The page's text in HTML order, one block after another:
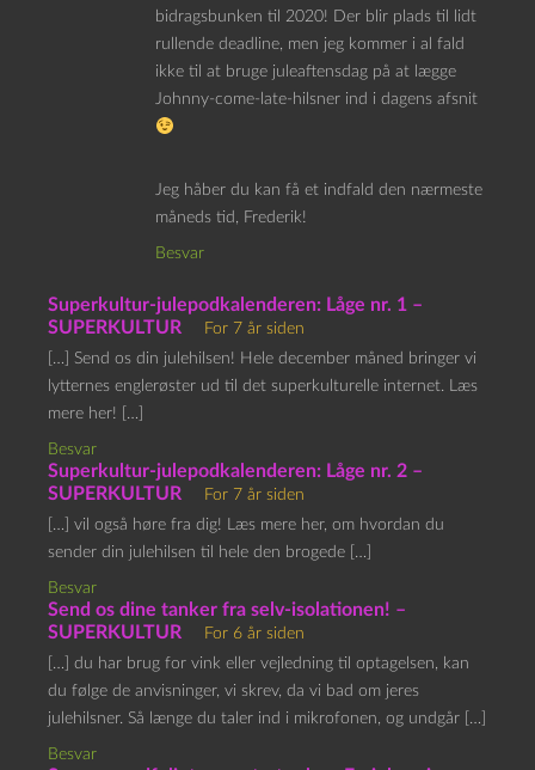
bidragsbunken til 2020! Der blir plads til lidt
rullende deadline, men jeg kommer i al fald
ikke til at bruge juleaftensdag på at lægge
Johnny-come-late-hilsner ind i dagens afsnit
Jeg håber du kan få et indfald den nærmeste
måneds tid, Frederik!
Besvar
Superkultur-julepodkalenderen: Låge nr. 1 –
SUPERKULTUR
For 7 år siden
[…] Send os din julehilsen! Hele december måned bringer vi
lytternes englerøster ud til det superkulturelle internet. Læs
mere her! […]
Besvar
Superkultur-julepodkalenderen: Låge nr. 2 –
SUPERKULTUR
For 7 år siden
[…] vil også høre fra dig! Læs mere her, om hvordan du
sender din julehilsen til hele den brogede […]
Besvar
Send os dine tanker fra selv-isolationen! –
SUPERKULTUR
For 6 år siden
[…] du har brug for vink eller vejledning til optagelsen, kan
du følge de anvisninger, vi skrev, da vi bad om jeres
julehilsner. Så længe du taler ind i mikrofonen, og undgår […]
Besvar